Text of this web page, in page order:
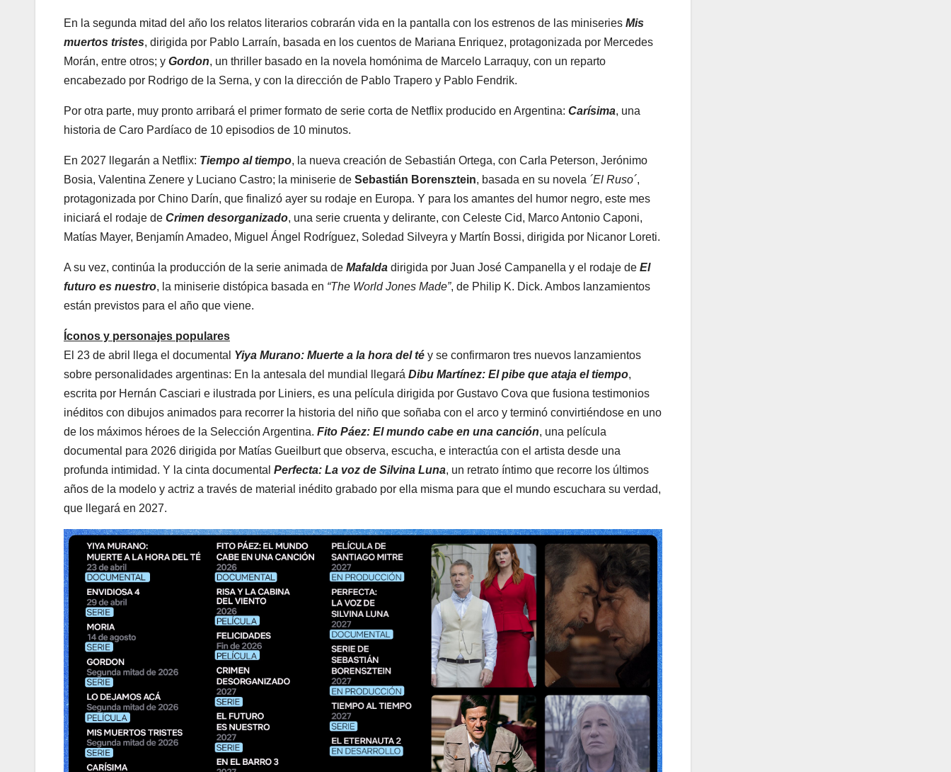
En la segunda mitad del año los relatos literarios cobrarán vida en la pantalla con los estrenos de las miniseries Mis
muertos tristes, dirigida por Pablo Larraín, basada en los cuentos de Mariana Enriquez, protagonizada por Mercedes
Morán, entre otros; y Gordon, un thriller basado en la novela homónima de Marcelo Larraquy, con un reparto
encabezado por Rodrigo de la Serna, y con la dirección de Pablo Trapero y Pablo Fendrik.
Por otra parte, muy pronto arribará el primer formato de serie corta de Netflix producido en Argentina: Carísima, una
historia de Caro Pardíaco de 10 episodios de 10 minutos.
En 2027 llegarán a Netflix: Tiempo al tiempo, la nueva creación de Sebastián Ortega, con Carla Peterson, Jerónimo
Bosia, Valentina Zenere y Luciano Castro; la miniserie de Sebastián Borensztein, basada en su novela ´El Ruso´,
protagonizada por Chino Darín, que finalizó ayer su rodaje en Europa. Y para los amantes del humor negro, este mes
iniciará el rodaje de Crimen desorganizado, una serie cruenta y delirante, con Celeste Cid, Marco Antonio Caponi,
Matías Mayer, Benjamín Amadeo, Miguel Ángel Rodríguez, Soledad Silveyra y Martín Bossi, dirigida por Nicanor Loreti.
A su vez, continúa la producción de la serie animada de Mafalda dirigida por Juan José Campanella y el rodaje de El
futuro es nuestro, la miniserie distópica basada en “The World Jones Made”, de Philip K. Dick. Ambos lanzamientos
están previstos para el año que viene.
Íconos y personajes populares
El 23 de abril llega el documental Yiya Murano: Muerte a la hora del té y se confirmaron tres nuevos lanzamientos
sobre personalidades argentinas: En la antesala del mundial llegará Dibu Martínez: El pibe que ataja el tiempo,
escrita por Hernán Casciari e ilustrada por Liniers, es una película dirigida por Gustavo Cova que fusiona testimonios
inéditos con dibujos animados para recorrer la historia del niño que soñaba con el arco y terminó convirtiéndose en uno
de los máximos héroes de la Selección Argentina. Fito Páez: El mundo cabe en una canción, una película
documental para 2026 dirigida por Matías Gueilburt que observa, escucha, e interactúa con el artista desde una
profunda intimidad. Y la cinta documental Perfecta: La voz de Silvina Luna, un retrato íntimo que recorre los últimos
años de la modelo y actriz a través de material inédito grabado por ella misma para que el mundo escuchara su verdad,
que llegará en 2027.